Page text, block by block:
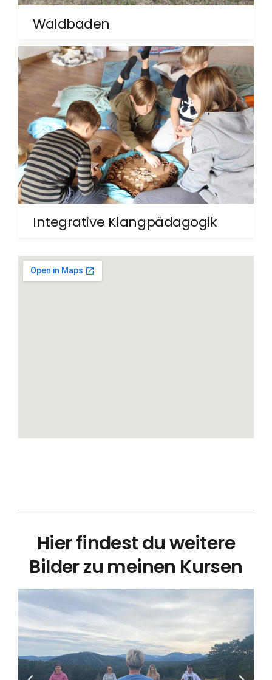
Waldbaden
Integrative Klangpädagogik
Hier findest du weitere
Bilder zu meinen Kursen